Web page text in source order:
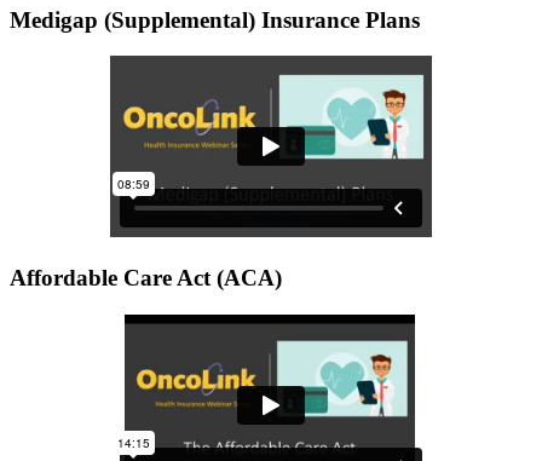
Medigap (Supplemental) Insurance Plans
Affordable Care Act (ACA)